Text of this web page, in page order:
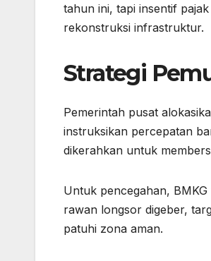
tahun ini, tapi insentif
rekonstruksi infrastruktur.
Strategi
Pemerintah pusat
instruksikan percepatan
dikerahkan untuk
Untuk pencegahan,
rawan longsor digeber,
patuhi zona aman.